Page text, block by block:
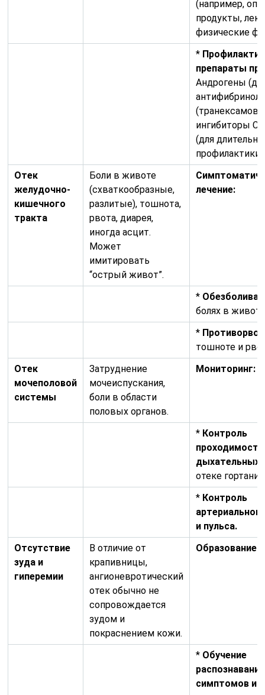
(например,
продукты,
физические
*
препараты
Андрогены
ингибиторы
(для
профилактики).
Отек
желудочно-
кишечного
тракта
Боли в животе
(схваткообразные,
разлитые), тошнота,
рвота, диарея,
иногда асцит.
Может
имитировать
“острый живот”.
лечение:
*
болях в
*
тошноте и
Отек
мочеполовой
системы
Затруднение
мочеиспускания,
боли в области
половых органов.
Мониторинг:
* Контроль
проходимости
дыхательных
отеке гортани.
* Контроль
и пульса.
Отсутствие
зуда и
гиперемии
В отличие от
крапивницы,
ангионевротический
отек обычно не
сопровождается
зудом и
покраснением кожи.
Образование
* Обучение
симптомов и